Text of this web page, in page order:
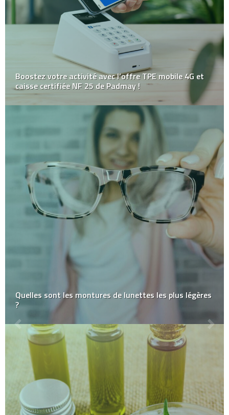
Boostez votre activité avec l’offre TPE mobile 4G et
caisse certifiée NF 25 de Padmay !
Quelles sont les montures de lunettes les plus légères
?